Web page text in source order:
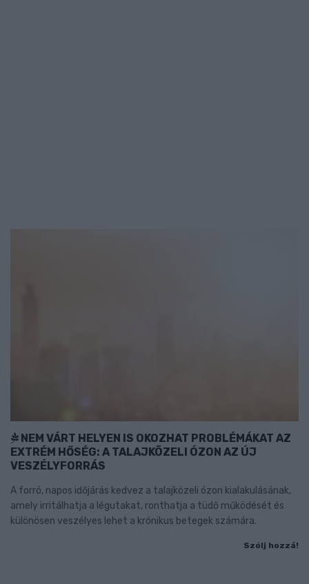
NEM VÁRT HELYEN IS OKOZHAT PROBLÉMÁKAT AZ
EXTRÉM HŐSÉG: A TALAJKÖZELI ÓZON AZ ÚJ
VESZÉLYFORRÁS
A forró, napos időjárás kedvez a talajközeli ózon kialakulásának,
amely irritálhatja a légutakat, ronthatja a tüdő működését és
különösen veszélyes lehet a krónikus betegek számára.
Szólj hozzá!